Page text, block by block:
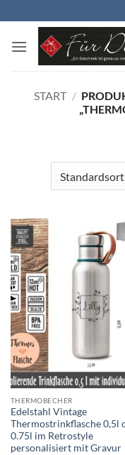
Inhalt
springen
START /
THERMOBECHER
Edelstahl Vintage
Thermostrinkflasche 0,5l
0.75l im Retrostyle
personalisiert mit Gravur